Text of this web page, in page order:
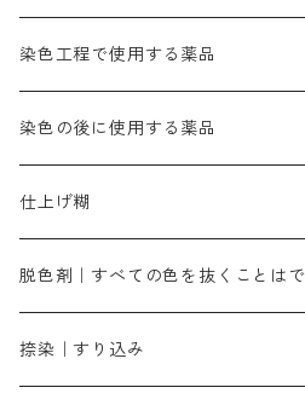
染料一覧ー100g入り
染料一覧ー500g入り
1kg
ピンクMB｜ピンク色
ローズMB｜鮮やかなピンク色）
スカイブルーMG｜緑みの空色
ターキスブルーHNG｜緑みの空色
ダークグリンMG（定番の色合い）
グリーンMB｜緑色
茶色系
ダークブロンMFB｜こげ茶色
ブロンHNR｜こげ茶色
黒色系
ブラックMK（赤みの黒色）
ブラックMG（青みの黒色）
白色系（定番の色合い）
ネオホワイトR
カッチ｜茶系
霧島産・晩秋茶｜黄金色（赤みの黄色）
54cm×54cm（バンダナ）｜端の始末も
ローダミンB｜赤紫色｜マゼンダ色
硫酸第一鉄｜鉄媒染剤
摺込み刷毛（スリコミハケ）ー夏毛（硬
摺込み刷毛（スリコミハケ）ー冬毛（柔
ローケツ筆
ローケツ用筆｜1本～販売
ローケツ用筆ー10%off｜20本セットお
洋型紙（9番手｜中薄口、10番手｜
有償サンプル品｜約20cm×27cm
洋型紙9番手｜中薄口｜約54cm×110cm
張木｜入荷待ち
伸子
型洗いブラシ
精練剤｜汚れ落とし剤｜針状マルセ
糊落とし剤｜ソルベンCA
濃染処理剤｜ソルバックスPS－900
染色工程で使用する薬品
染料の吸収促進剤
酢酸｜絹・羊毛・ナイロンに使用する
芒硝｜綿・麻の染色に使用する。
染料のムラ染め抑制剤（均染剤）
アゾリン200％｜綿・麻・絹・羊毛・ナ
レオニールEHC｜反応染料用
染料の浸透剤
ソルバライトS-70｜各種繊維の浸し染め
染料の定着向上剤
染色の後に使用する薬品
ソーピング剤｜未定着の染料を除去
ネオポールB－300｜反応染料のソーピ
仕上げ剤｜柔軟・平滑剤
白場汚染防止剤
仕上げ糊
カルボキシメチルセルロース（
海藻系
脱色剤｜すべての色を抜くことはで
脱色剤
捺染｜すり込み